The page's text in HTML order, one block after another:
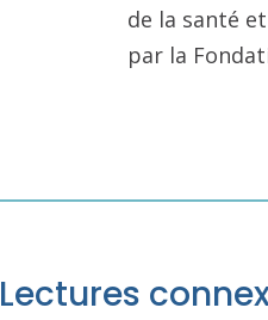
de la santé
par la
Lectures